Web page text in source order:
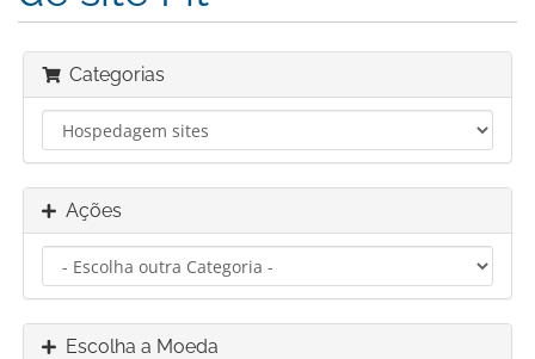
Categorias
Ações
Escolha a Moeda